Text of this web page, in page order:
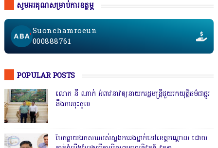
សូមអរគុណសម្រាប់ការឧត្ថម្ភ
Suonchamroeun
000888761
POPULAR POSTS
លោក នី ណាក់ អំពាវនាវឲ្យនាយករដ្ឋមន្ត្រីជួយរកយុត្តិធម៌ជាថ្នូរ
នឹងការចុះចូល
បែកធ្លាយឯកសាររបស់ស្នងការរងម្នាក់នៅខេត្តកណ្ដាល ដោយ